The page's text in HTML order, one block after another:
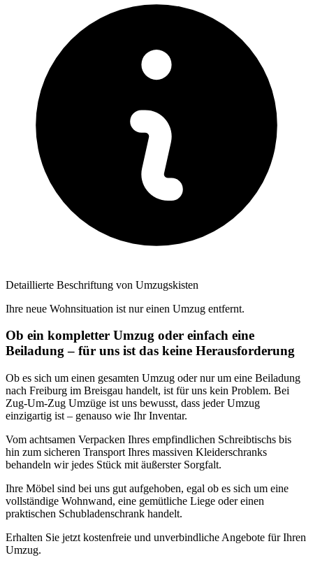
Detaillierte Beschriftung von Umzugskisten
Ihre neue Wohnsituation ist nur einen Umzug entfernt.
Ob ein kompletter Umzug oder einfach eine
Beiladung – für uns ist das keine Herausforderung
Ob es sich um einen gesamten Umzug oder nur um eine Beiladung
nach Freiburg im Breisgau handelt, ist für uns kein Problem. Bei
Zug-Um-Zug Umzüge ist uns bewusst, dass jeder Umzug
einzigartig ist – genauso wie Ihr Inventar.
Vom achtsamen Verpacken Ihres empfindlichen Schreibtischs bis
hin zum sicheren Transport Ihres massiven Kleiderschranks
behandeln wir jedes Stück mit äußerster Sorgfalt.
Ihre Möbel sind bei uns gut aufgehoben, egal ob es sich um eine
vollständige Wohnwand, eine gemütliche Liege oder einen
praktischen Schubladenschrank handelt.
Erhalten Sie jetzt kostenfreie und unverbindliche Angebote für Ihren
Umzug.